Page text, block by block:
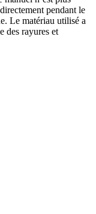
pendant le
Le matériau utilisé a
des rayures et